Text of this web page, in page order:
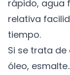
rápido, agua
relativa
tiempo.
Si se trata
óleo,